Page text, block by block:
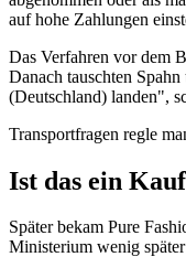
auf hohe Zahlungen
Das Verfahren vor dem
Danach tauschten
(Deutschland) landen",
Transportfragen regle
Ist das ein
Später bekam Pure
Ministerium wenig